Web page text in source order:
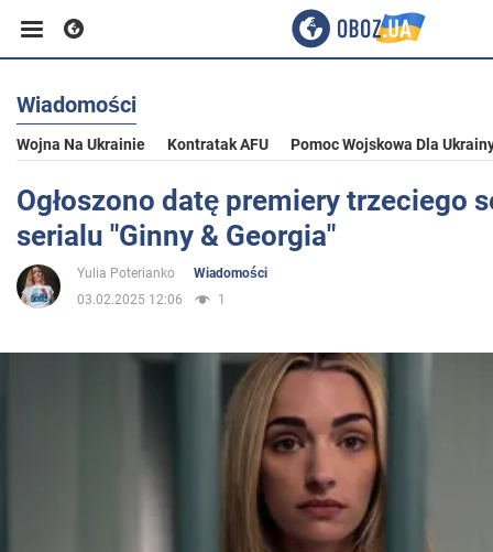
Biznes
Sport
Rozrywka
Wiadomości
Wojna Na Ukrainie Kontratak AFU Pomoc Wojskowa Dla
Ogłoszono datę premiery trzeciego
serialu "Ginny & Georgia"
Yulia Poterianko
Wiadomości
03.02.2025 12:06
1